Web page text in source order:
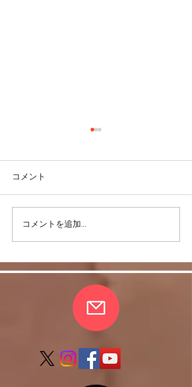
皆さまの愛情に支えら
れ、無事、おさらい会終
コメント
コメントを追加…